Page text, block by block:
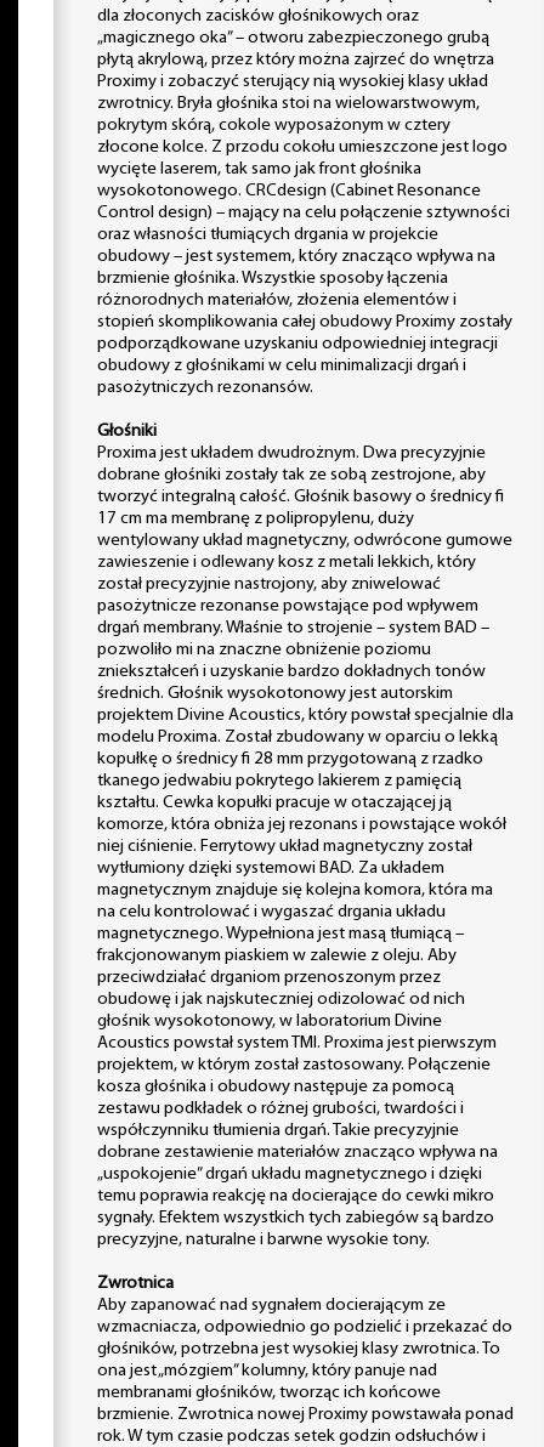
dla złoconych zacisków głośnikowych oraz
„magicznego oka” – otworu zabezpieczonego grubą
płytą akrylową, przez który można zajrzeć do wnętrza
Proximy i zobaczyć sterujący nią wysokiej klasy układ
zwrotnicy. Bryła głośnika stoi na wielowarstwowym,
pokrytym skórą, cokole wyposażonym w cztery
złocone kolce. Z przodu cokołu umieszczone jest logo
wycięte laserem, tak samo jak front głośnika
wysokotonowego. CRCdesign (Cabinet Resonance
Control design) – mający na celu połączenie sztywności
oraz własności tłumiących drgania w projekcie
obudowy – jest systemem, który znacząco wpływa na
brzmienie głośnika. Wszystkie sposoby łączenia
różnorodnych materiałów, złożenia elementów i
stopień skomplikowania całej obudowy Proximy zostały
podporządkowane uzyskaniu odpowiedniej integracji
obudowy z głośnikami w celu minimalizacji drgań i
pasożytniczych rezonansów.
Głośniki
Proxima jest układem dwudrożnym. Dwa precyzyjnie
dobrane głośniki zostały tak ze sobą zestrojone, aby
tworzyć integralną całość. Głośnik basowy o średnicy fi
17 cm ma membranę z polipropylenu, duży
wentylowany układ magnetyczny, odwrócone gumowe
zawieszenie i odlewany kosz z metali lekkich, który
został precyzyjnie nastrojony, aby zniwelować
pasożytnicze rezonanse powstające pod wpływem
drgań membrany. Właśnie to strojenie – system BAD –
pozwoliło mi na znaczne obniżenie poziomu
zniekształceń i uzyskanie bardzo dokładnych tonów
średnich. Głośnik wysokotonowy jest autorskim
projektem Divine Acoustics, który powstał specjalnie dla
modelu Proxima. Został zbudowany w oparciu o lekką
kopułkę o średnicy fi 28 mm przygotowaną z rzadko
tkanego jedwabiu pokrytego lakierem z pamięcią
kształtu. Cewka kopułki pracuje w otaczającej ją
komorze, która obniża jej rezonans i powstające wokół
niej ciśnienie. Ferrytowy układ magnetyczny został
wytłumiony dzięki systemowi BAD. Za układem
magnetycznym znajduje się kolejna komora, która ma
na celu kontrolować i wygaszać drgania układu
magnetycznego. Wypełniona jest masą tłumiącą –
frakcjonowanym piaskiem w zalewie z oleju. Aby
przeciwdziałać drganiom przenoszonym przez
obudowę i jak najskuteczniej odizolować od nich
głośnik wysokotonowy, w laboratorium Divine
Acoustics powstał system TMI. Proxima jest pierwszym
projektem, w którym został zastosowany. Połączenie
kosza głośnika i obudowy następuje za pomocą
zestawu podkładek o różnej grubości, twardości i
współczynniku tłumienia drgań. Takie precyzyjnie
dobrane zestawienie materiałów znacząco wpływa na
„uspokojenie” drgań układu magnetycznego i dzięki
temu poprawia reakcję na docierające do cewki mikro
sygnały. Efektem wszystkich tych zabiegów są bardzo
precyzyjne, naturalne i barwne wysokie tony.
Zwrotnica
Aby zapanować nad sygnałem docierającym ze
wzmacniacza, odpowiednio go podzielić i przekazać do
głośników, potrzebna jest wysokiej klasy zwrotnica. To
ona jest „mózgiem” kolumny, który panuje nad
membranami głośników, tworząc ich końcowe
brzmienie. Zwrotnica nowej Proximy powstawała ponad
rok. W tym czasie podczas setek godzin odsłuchów i